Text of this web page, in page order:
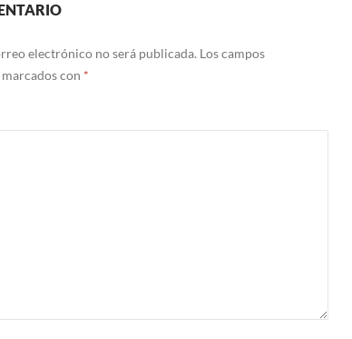
electrónico no será publicada. Los campos
con *